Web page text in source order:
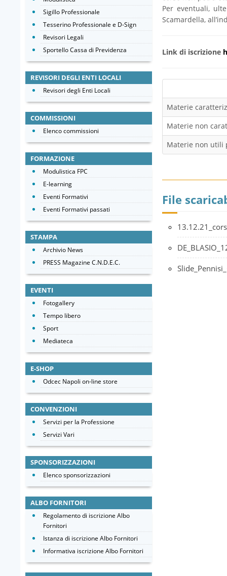
Per eventuali,
Scamardella,
Link di iscrizione
Materie
Materie non
Materie non utili
File
Sigillo Professionale
Tesserino Professionale e D-Sign
Revisori Legali
Sportello Cassa di Previdenza
REVISORI DEGLI ENTI LOCALI
Revisori degli Enti Locali
COMMISSIONI
Elenco commissioni
FORMAZIONE
Modulistica FPC
E-learning
Eventi Formativi
Eventi Formativi passati
STAMPA
Archivio News
PRESS Magazine C.N.D.E.C.
EVENTI
Fotogallery
Tempo libero
Sport
Mediateca
E-SHOP
Odcec Napoli on-line store
CONVENZIONI
Servizi per la Professione
Servizi Vari
SPONSORIZZAZIONI
Elenco sponsorizzazioni
ALBO FORNITORI
Regolamento di iscrizione Albo
Fornitori
Istanza di iscrizione Albo Fornitori
Informativa iscrizione Albo Fornitori